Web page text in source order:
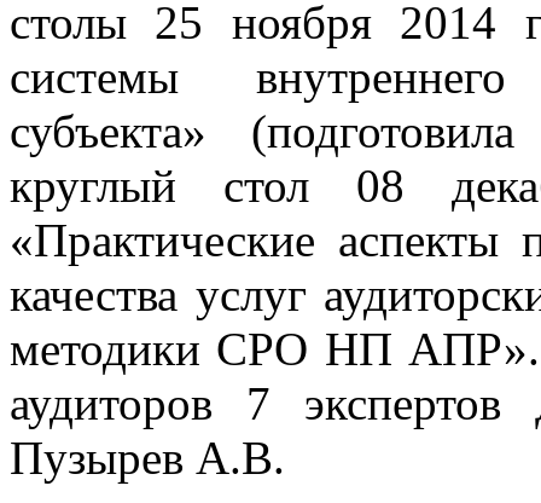
столы 25 ноября 2014
системы
субъекта»
круглый стол 08
«Практические аспекты
качества услуг
методики СРО НП АПР».
аудиторов 7
Пузырев А.В.